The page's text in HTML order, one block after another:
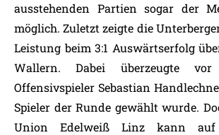
ausstehenden Partien sogar der
möglich. Zuletzt zeigte die
Leistung beim 3:1 Auswärtserfolg
Wallern. Dabei überzeugte
Offensivspieler Sebastian
Spieler der Runde gewählt wurde.
Union Edelweiß Linz kann